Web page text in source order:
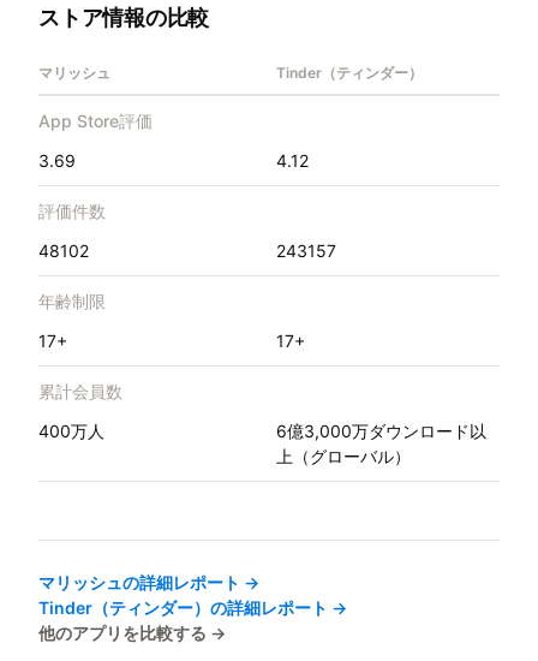
ストア情報の比較
マリッシュ Tinder（ティンダー）
App Store評価
3.69
4.12
評価件数
48102
243157
年齢制限
17+
17+
累計会員数
400万人
6億3,000万ダウンロード以
上（グローバル）
マリッシュの詳細レポート →
Tinder（ティンダー） の詳細レポート →
他のアプリを比較する →